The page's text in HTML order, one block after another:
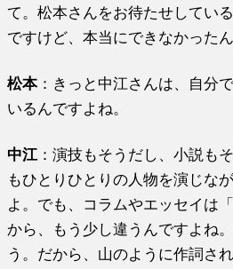
て。松本さんをお待たせしてい
ですけど、本当にできなかったん
松本：きっと中江さんは、自分
いるんですよね。
中江 ：演技もそうだし、小説も
もひとりひとりの人物を演じな
よ。でも、コラムやエッセイは
から、もう少し違うんですよね
う。だから、山のように作詞さ